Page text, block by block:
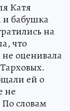
Катя
и бабушка
на
что
не оценивала
ей о
не
словам